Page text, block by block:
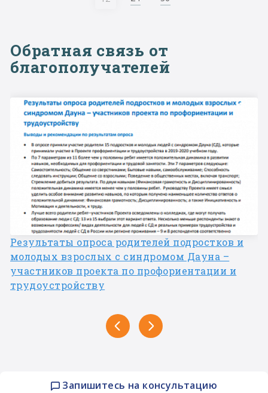
Запишитесь на консультацию
Обратная связь от
благополучателей
Результаты опроса родителей подростков и
молодых взрослых с синдромом Дауна –
участников проекта по профориентации и
трудоустройству